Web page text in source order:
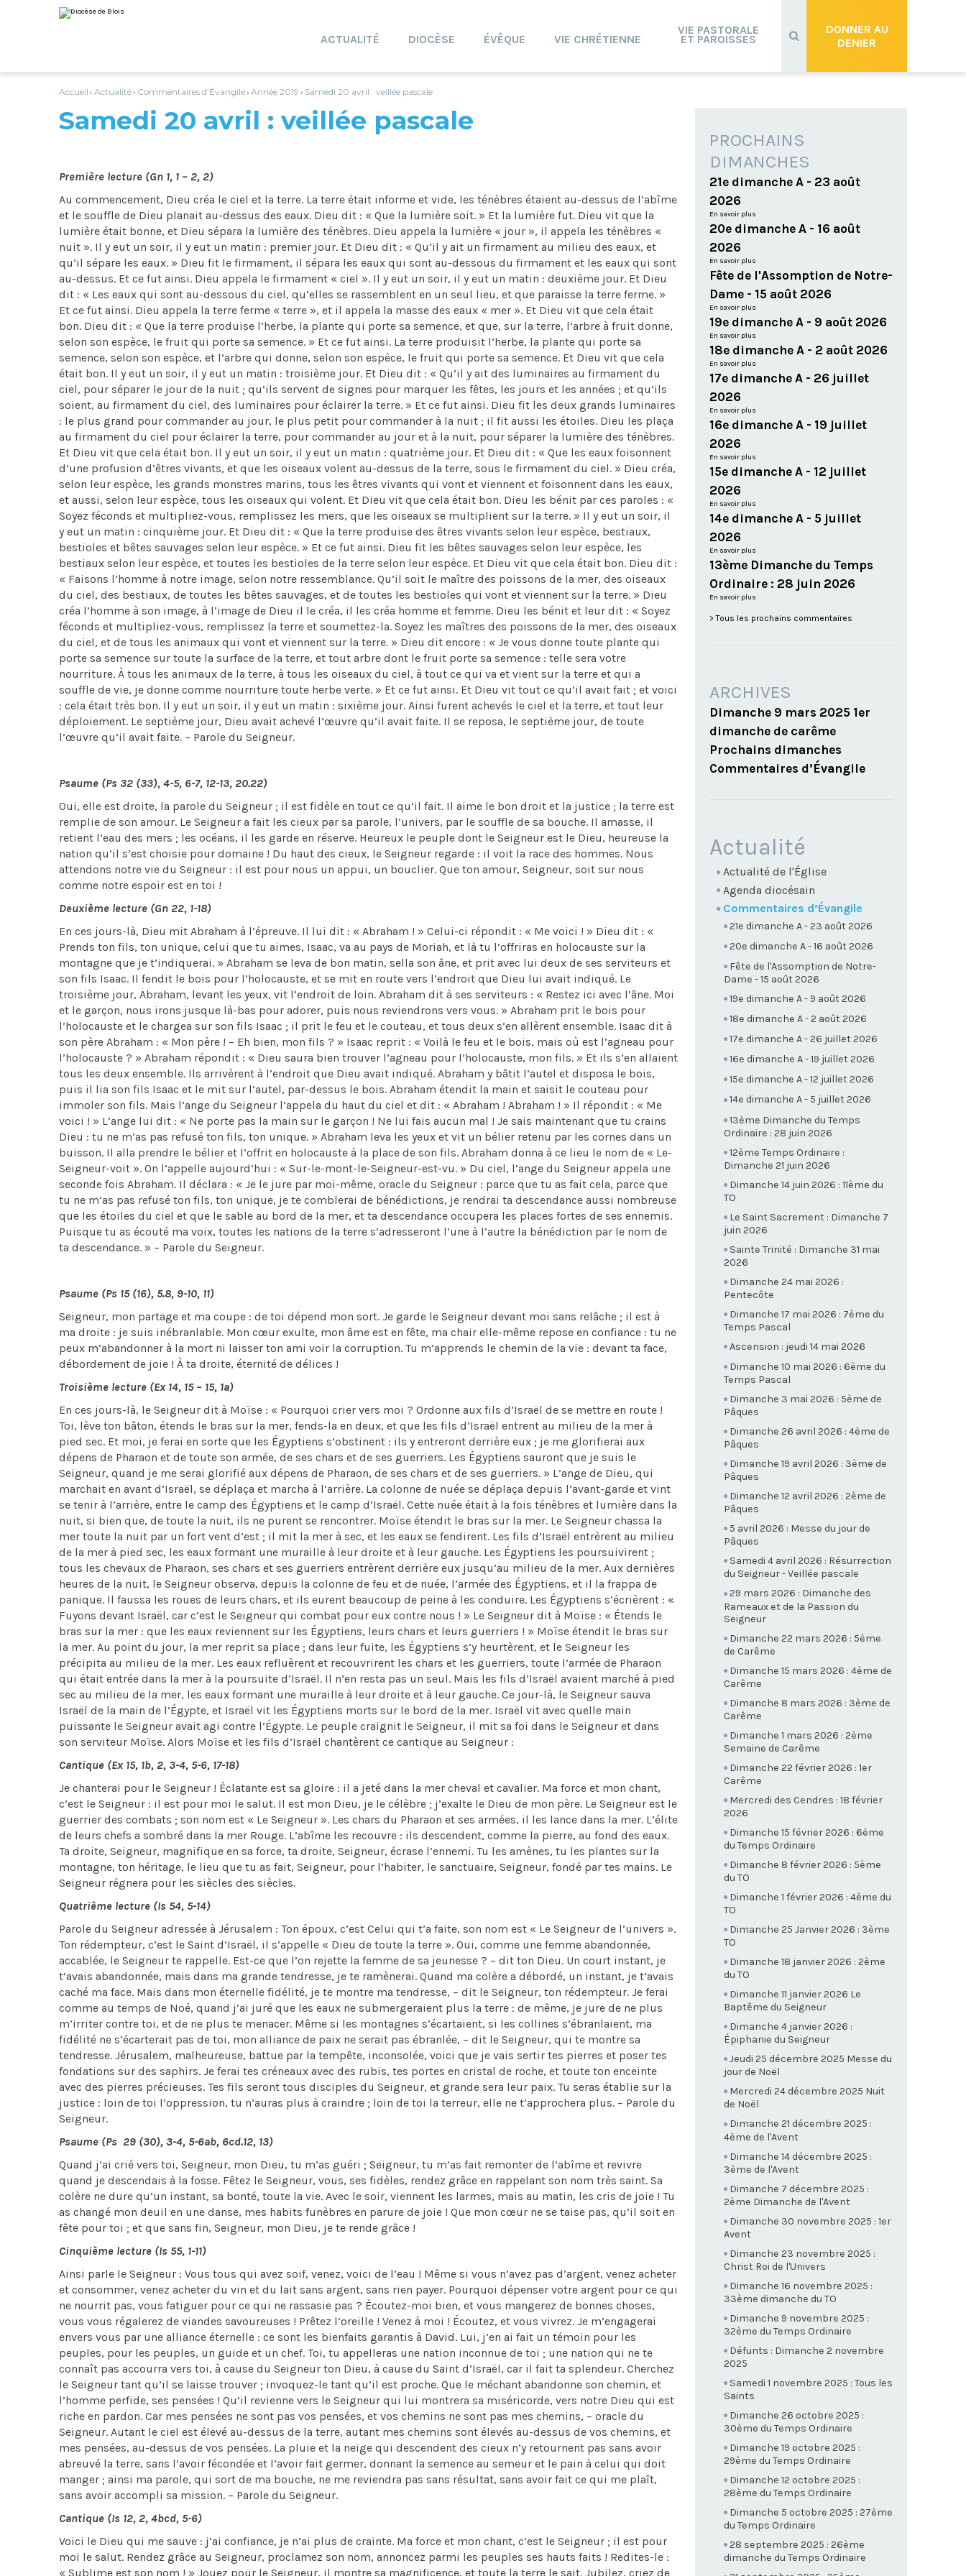
au
contenu.
personnels
DONNER AU
DENIER
ACTUALITÉ DIOCÈSE ÉVÊQUE VIE CHRÉTIENNE
VIE PASTORALE
ET PAROISSES
Accueil › Actualité› Commentaires d’Évangile› Année 2019 › Samedi 20 avril : veillée pascale
Samedi 20 avril : veillée pascale
Première lecture (Gn 1, 1 – 2, 2)
Au commencement, Dieu créa le ciel et la terre. La terre était informe et vide, les ténèbres étaient au-dessus de l’abîme
et le souffle de Dieu planait au-dessus des eaux. Dieu dit : « Que la lumière soit. » Et la lumière fut. Dieu vit que la
lumière était bonne, et Dieu sépara la lumière des ténèbres. Dieu appela la lumière « jour », il appela les ténèbres «
nuit ». Il y eut un soir, il y eut un matin : premier jour. Et Dieu dit : « Qu’il y ait un firmament au milieu des eaux, et
qu’il sépare les eaux. » Dieu fit le firmament, il sépara les eaux qui sont au-dessous du firmament et les eaux qui sont
au-dessus. Et ce fut ainsi. Dieu appela le firmament « ciel ». Il y eut un soir, il y eut un matin : deuxième jour. Et Dieu
dit : « Les eaux qui sont au-dessous du ciel, qu’elles se rassemblent en un seul lieu, et que paraisse la terre ferme. »
Et ce fut ainsi. Dieu appela la terre ferme « terre », et il appela la masse des eaux « mer ». Et Dieu vit que cela était
bon. Dieu dit : « Que la terre produise l’herbe, la plante qui porte sa semence, et que, sur la terre, l’arbre à fruit donne,
selon son espèce, le fruit qui porte sa semence. » Et ce fut ainsi. La terre produisit l’herbe, la plante qui porte sa
semence, selon son espèce, et l’arbre qui donne, selon son espèce, le fruit qui porte sa semence. Et Dieu vit que cela
était bon. Il y eut un soir, il y eut un matin : troisième jour. Et Dieu dit : « Qu’il y ait des luminaires au firmament du
ciel, pour séparer le jour de la nuit ; qu’ils servent de signes pour marquer les fêtes, les jours et les années ; et qu’ils
soient, au firmament du ciel, des luminaires pour éclairer la terre. » Et ce fut ainsi. Dieu fit les deux grands luminaires
: le plus grand pour commander au jour, le plus petit pour commander à la nuit ; il fit aussi les étoiles. Dieu les plaça
au firmament du ciel pour éclairer la terre, pour commander au jour et à la nuit, pour séparer la lumière des ténèbres.
Et Dieu vit que cela était bon. Il y eut un soir, il y eut un matin : quatrième jour. Et Dieu dit : « Que les eaux foisonnent
d’une profusion d’êtres vivants, et que les oiseaux volent au-dessus de la terre, sous le firmament du ciel. » Dieu créa,
selon leur espèce, les grands monstres marins, tous les êtres vivants qui vont et viennent et foisonnent dans les eaux,
et aussi, selon leur espèce, tous les oiseaux qui volent. Et Dieu vit que cela était bon. Dieu les bénit par ces paroles : «
Soyez féconds et multipliez-vous, remplissez les mers, que les oiseaux se multiplient sur la terre. » Il y eut un soir, il
y eut un matin : cinquième jour. Et Dieu dit : « Que la terre produise des êtres vivants selon leur espèce, bestiaux,
bestioles et bêtes sauvages selon leur espèce. » Et ce fut ainsi. Dieu fit les bêtes sauvages selon leur espèce, les
bestiaux selon leur espèce, et toutes les bestioles de la terre selon leur espèce. Et Dieu vit que cela était bon. Dieu dit :
« Faisons l’homme à notre image, selon notre ressemblance. Qu’il soit le maître des poissons de la mer, des oiseaux
du ciel, des bestiaux, de toutes les bêtes sauvages, et de toutes les bestioles qui vont et viennent sur la terre. » Dieu
créa l’homme à son image, à l’image de Dieu il le créa, il les créa homme et femme. Dieu les bénit et leur dit : « Soyez
féconds et multipliez-vous, remplissez la terre et soumettez-la. Soyez les maîtres des poissons de la mer, des oiseaux
du ciel, et de tous les animaux qui vont et viennent sur la terre. » Dieu dit encore : « Je vous donne toute plante qui
porte sa semence sur toute la surface de la terre, et tout arbre dont le fruit porte sa semence : telle sera votre
nourriture. À tous les animaux de la terre, à tous les oiseaux du ciel, à tout ce qui va et vient sur la terre et qui a
souffle de vie, je donne comme nourriture toute herbe verte. » Et ce fut ainsi. Et Dieu vit tout ce qu’il avait fait ; et voici
: cela était très bon. Il y eut un soir, il y eut un matin : sixième jour. Ainsi furent achevés le ciel et la terre, et tout leur
déploiement. Le septième jour, Dieu avait achevé l’œuvre qu’il avait faite. Il se reposa, le septième jour, de toute
l’œuvre qu’il avait faite. – Parole du Seigneur.
Psaume (Ps 32 (33), 4-5, 6-7, 12-13, 20.22)
Oui, elle est droite, la parole du Seigneur ; il est fidèle en tout ce qu’il fait. Il aime le bon droit et la justice ; la terre est
remplie de son amour. Le Seigneur a fait les cieux par sa parole, l’univers, par le souffle de sa bouche. Il amasse, il
retient l’eau des mers ; les océans, il les garde en réserve. Heureux le peuple dont le Seigneur est le Dieu, heureuse la
nation qu’il s’est choisie pour domaine ! Du haut des cieux, le Seigneur regarde : il voit la race des hommes. Nous
attendons notre vie du Seigneur : il est pour nous un appui, un bouclier. Que ton amour, Seigneur, soit sur nous
comme notre espoir est en toi !
Deuxième lecture (Gn 22, 1-18)
En ces jours-là, Dieu mit Abraham à l’épreuve. Il lui dit : « Abraham ! » Celui-ci répondit : « Me voici ! » Dieu dit : «
Prends ton fils, ton unique, celui que tu aimes, Isaac, va au pays de Moriah, et là tu l’offriras en holocauste sur la
montagne que je t’indiquerai. » Abraham se leva de bon matin, sella son âne, et prit avec lui deux de ses serviteurs et
son fils Isaac. Il fendit le bois pour l’holocauste, et se mit en route vers l’endroit que Dieu lui avait indiqué. Le
troisième jour, Abraham, levant les yeux, vit l’endroit de loin. Abraham dit à ses serviteurs : « Restez ici avec l’âne. Moi
et le garçon, nous irons jusque là-bas pour adorer, puis nous reviendrons vers vous. » Abraham prit le bois pour
l’holocauste et le chargea sur son fils Isaac ; il prit le feu et le couteau, et tous deux s’en allèrent ensemble. Isaac dit à
son père Abraham : « Mon père ! – Eh bien, mon fils ? » Isaac reprit : « Voilà le feu et le bois, mais où est l’agneau pour
l’holocauste ? » Abraham répondit : « Dieu saura bien trouver l’agneau pour l’holocauste, mon fils. » Et ils s’en allaient
tous les deux ensemble. Ils arrivèrent à l’endroit que Dieu avait indiqué. Abraham y bâtit l’autel et disposa le bois,
puis il lia son fils Isaac et le mit sur l’autel, par-dessus le bois. Abraham étendit la main et saisit le couteau pour
immoler son fils. Mais l’ange du Seigneur l’appela du haut du ciel et dit : « Abraham ! Abraham ! » Il répondit : « Me
voici ! » L’ange lui dit : « Ne porte pas la main sur le garçon ! Ne lui fais aucun mal ! Je sais maintenant que tu crains
Dieu : tu ne m’as pas refusé ton fils, ton unique. » Abraham leva les yeux et vit un bélier retenu par les cornes dans un
buisson. Il alla prendre le bélier et l’offrit en holocauste à la place de son fils. Abraham donna à ce lieu le nom de « Le-
Seigneur-voit ». On l’appelle aujourd’hui : « Sur-le-mont-le-Seigneur-est-vu. » Du ciel, l’ange du Seigneur appela une
seconde fois Abraham. Il déclara : « Je le jure par moi-même, oracle du Seigneur : parce que tu as fait cela, parce que
tu ne m’as pas refusé ton fils, ton unique, je te comblerai de bénédictions, je rendrai ta descendance aussi nombreuse
que les étoiles du ciel et que le sable au bord de la mer, et ta descendance occupera les places fortes de ses ennemis.
Puisque tu as écouté ma voix, toutes les nations de la terre s’adresseront l’une à l’autre la bénédiction par le nom de
ta descendance. » – Parole du Seigneur.
Psaume (Ps 15 (16), 5.8, 9-10, 11)
Seigneur, mon partage et ma coupe : de toi dépend mon sort. Je garde le Seigneur devant moi sans relâche ; il est à
ma droite : je suis inébranlable. Mon cœur exulte, mon âme est en fête, ma chair elle-même repose en confiance : tu ne
peux m’abandonner à la mort ni laisser ton ami voir la corruption. Tu m’apprends le chemin de la vie : devant ta face,
débordement de joie ! À ta droite, éternité de délices !
Troisième lecture (Ex 14, 15 – 15, 1a)
En ces jours-là, le Seigneur dit à Moïse : « Pourquoi crier vers moi ? Ordonne aux fils d’Israël de se mettre en route !
Toi, lève ton bâton, étends le bras sur la mer, fends-la en deux, et que les fils d’Israël entrent au milieu de la mer à
pied sec. Et moi, je ferai en sorte que les Égyptiens s’obstinent : ils y entreront derrière eux ; je me glorifierai aux
dépens de Pharaon et de toute son armée, de ses chars et de ses guerriers. Les Égyptiens sauront que je suis le
Seigneur, quand je me serai glorifié aux dépens de Pharaon, de ses chars et de ses guerriers. » L’ange de Dieu, qui
marchait en avant d’Israël, se déplaça et marcha à l’arrière. La colonne de nuée se déplaça depuis l’avant-garde et vint
se tenir à l’arrière, entre le camp des Égyptiens et le camp d’Israël. Cette nuée était à la fois ténèbres et lumière dans la
nuit, si bien que, de toute la nuit, ils ne purent se rencontrer. Moïse étendit le bras sur la mer. Le Seigneur chassa la
mer toute la nuit par un fort vent d’est ; il mit la mer à sec, et les eaux se fendirent. Les fils d’Israël entrèrent au milieu
de la mer à pied sec, les eaux formant une muraille à leur droite et à leur gauche. Les Égyptiens les poursuivirent ;
tous les chevaux de Pharaon, ses chars et ses guerriers entrèrent derrière eux jusqu’au milieu de la mer. Aux dernières
heures de la nuit, le Seigneur observa, depuis la colonne de feu et de nuée, l’armée des Égyptiens, et il la frappa de
panique. Il faussa les roues de leurs chars, et ils eurent beaucoup de peine à les conduire. Les Égyptiens s’écrièrent : «
Fuyons devant Israël, car c’est le Seigneur qui combat pour eux contre nous ! » Le Seigneur dit à Moïse : « Étends le
bras sur la mer : que les eaux reviennent sur les Égyptiens, leurs chars et leurs guerriers ! » Moïse étendit le bras sur
la mer. Au point du jour, la mer reprit sa place ; dans leur fuite, les Égyptiens s’y heurtèrent, et le Seigneur les
précipita au milieu de la mer. Les eaux refluèrent et recouvrirent les chars et les guerriers, toute l’armée de Pharaon
qui était entrée dans la mer à la poursuite d’Israël. Il n’en resta pas un seul. Mais les fils d’Israël avaient marché à pied
sec au milieu de la mer, les eaux formant une muraille à leur droite et à leur gauche. Ce jour-là, le Seigneur sauva
Israël de la main de l’Égypte, et Israël vit les Égyptiens morts sur le bord de la mer. Israël vit avec quelle main
puissante le Seigneur avait agi contre l’Égypte. Le peuple craignit le Seigneur, il mit sa foi dans le Seigneur et dans
son serviteur Moïse. Alors Moïse et les fils d’Israël chantèrent ce cantique au Seigneur :
Cantique (Ex 15, 1b, 2, 3-4, 5-6, 17-18)
Je chanterai pour le Seigneur ! Éclatante est sa gloire : il a jeté dans la mer cheval et cavalier. Ma force et mon chant,
c’est le Seigneur : il est pour moi le salut. Il est mon Dieu, je le célèbre ; j’exalte le Dieu de mon père. Le Seigneur est le
guerrier des combats ; son nom est « Le Seigneur ». Les chars du Pharaon et ses armées, il les lance dans la mer. L’élite
de leurs chefs a sombré dans la mer Rouge. L’abîme les recouvre : ils descendent, comme la pierre, au fond des eaux.
Ta droite, Seigneur, magnifique en sa force, ta droite, Seigneur, écrase l’ennemi. Tu les amènes, tu les plantes sur la
montagne, ton héritage, le lieu que tu as fait, Seigneur, pour l’habiter, le sanctuaire, Seigneur, fondé par tes mains. Le
Seigneur régnera pour les siècles des siècles.
Quatrième lecture (Is 54, 5-14)
Parole du Seigneur adressée à Jérusalem : Ton époux, c’est Celui qui t’a faite, son nom est « Le Seigneur de l’univers ».
Ton rédempteur, c’est le Saint d’Israël, il s’appelle « Dieu de toute la terre ». Oui, comme une femme abandonnée,
accablée, le Seigneur te rappelle. Est-ce que l’on rejette la femme de sa jeunesse ? – dit ton Dieu. Un court instant, je
t’avais abandonnée, mais dans ma grande tendresse, je te ramènerai. Quand ma colère a débordé, un instant, je t’avais
caché ma face. Mais dans mon éternelle fidélité, je te montre ma tendresse, – dit le Seigneur, ton rédempteur. Je ferai
comme au temps de Noé, quand j’ai juré que les eaux ne submergeraient plus la terre : de même, je jure de ne plus
m’irriter contre toi, et de ne plus te menacer. Même si les montagnes s’écartaient, si les collines s’ébranlaient, ma
fidélité ne s’écarterait pas de toi, mon alliance de paix ne serait pas ébranlée, – dit le Seigneur, qui te montre sa
tendresse. Jérusalem, malheureuse, battue par la tempête, inconsolée, voici que je vais sertir tes pierres et poser tes
fondations sur des saphirs. Je ferai tes créneaux avec des rubis, tes portes en cristal de roche, et toute ton enceinte
avec des pierres précieuses. Tes fils seront tous disciples du Seigneur, et grande sera leur paix. Tu seras établie sur la
justice : loin de toi l’oppression, tu n’auras plus à craindre ; loin de toi la terreur, elle ne t’approchera plus. – Parole du
Seigneur.
Psaume (Ps 29 (30), 3-4, 5-6ab, 6cd.12, 13)
Quand j’ai crié vers toi, Seigneur, mon Dieu, tu m’as guéri ; Seigneur, tu m’as fait remonter de l’abîme et revivre
quand je descendais à la fosse. Fêtez le Seigneur, vous, ses fidèles, rendez grâce en rappelant son nom très saint. Sa
colère ne dure qu’un instant, sa bonté, toute la vie. Avec le soir, viennent les larmes, mais au matin, les cris de joie ! Tu
as changé mon deuil en une danse, mes habits funèbres en parure de joie ! Que mon cœur ne se taise pas, qu’il soit en
fête pour toi ; et que sans fin, Seigneur, mon Dieu, je te rende grâce !
Cinquième lecture (Is 55, 1-11)
Ainsi parle le Seigneur : Vous tous qui avez soif, venez, voici de l’eau ! Même si vous n’avez pas d’argent, venez acheter
et consommer, venez acheter du vin et du lait sans argent, sans rien payer. Pourquoi dépenser votre argent pour ce qui
ne nourrit pas, vous fatiguer pour ce qui ne rassasie pas ? Écoutez-moi bien, et vous mangerez de bonnes choses,
vous vous régalerez de viandes savoureuses ! Prêtez l’oreille ! Venez à moi ! Écoutez, et vous vivrez. Je m’engagerai
envers vous par une alliance éternelle : ce sont les bienfaits garantis à David. Lui, j’en ai fait un témoin pour les
peuples, pour les peuples, un guide et un chef. Toi, tu appelleras une nation inconnue de toi ; une nation qui ne te
connaît pas accourra vers toi, à cause du Seigneur ton Dieu, à cause du Saint d’Israël, car il fait ta splendeur. Cherchez
le Seigneur tant qu’il se laisse trouver ; invoquez-le tant qu’il est proche. Que le méchant abandonne son chemin, et
l’homme perfide, ses pensées ! Qu’il revienne vers le Seigneur qui lui montrera sa miséricorde, vers notre Dieu qui est
riche en pardon. Car mes pensées ne sont pas vos pensées, et vos chemins ne sont pas mes chemins, – oracle du
Seigneur. Autant le ciel est élevé au-dessus de la terre, autant mes chemins sont élevés au-dessus de vos chemins, et
mes pensées, au-dessus de vos pensées. La pluie et la neige qui descendent des cieux n’y retournent pas sans avoir
abreuvé la terre, sans l’avoir fécondée et l’avoir fait germer, donnant la semence au semeur et le pain à celui qui doit
manger ; ainsi ma parole, qui sort de ma bouche, ne me reviendra pas sans résultat, sans avoir fait ce qui me plaît,
sans avoir accompli sa mission. – Parole du Seigneur.
Cantique (Is 12, 2, 4bcd, 5-6)
Voici le Dieu qui me sauve : j’ai confiance, je n’ai plus de crainte. Ma force et mon chant, c’est le Seigneur ; il est pour
moi le salut. Rendez grâce au Seigneur, proclamez son nom, annoncez parmi les peuples ses hauts faits ! Redites-le :
« Sublime est son nom ! » Jouez pour le Seigneur, il montre sa magnificence, et toute la terre le sait. Jubilez, criez de
PROCHAINS
DIMANCHES
21e dimanche A - 23 août
2026
En savoir plus
20e dimanche A - 16 août
2026
En savoir plus
Fête de l'Assomption de Notre-
Dame - 15 août 2026
En savoir plus
19e dimanche A - 9 août 2026
En savoir plus
18e dimanche A - 2 août 2026
En savoir plus
17e dimanche A - 26 juillet
2026
En savoir plus
16e dimanche A - 19 juillet
2026
En savoir plus
15e dimanche A - 12 juillet
2026
En savoir plus
14e dimanche A - 5 juillet
2026
En savoir plus
13ème Dimanche du Temps
Ordinaire : 28 juin 2026
En savoir plus
Tous les prochains commentaires
ARCHIVES
Dimanche 9 mars 2025 1er
dimanche de carême
Prochains dimanches
Commentaires d’Évangile
NAVIGATION
Actualité
Actualité de l'Église
Agenda diocésain
Commentaires d’Évangile
21e dimanche A - 23 août 2026
20e dimanche A - 16 août 2026
Fête de l'Assomption de Notre-
Dame - 15 août 2026
19e dimanche A - 9 août 2026
18e dimanche A - 2 août 2026
17e dimanche A - 26 juillet 2026
16e dimanche A - 19 juillet 2026
15e dimanche A - 12 juillet 2026
14e dimanche A - 5 juillet 2026
13ème Dimanche du Temps
Ordinaire : 28 juin 2026
12ème Temps Ordinaire :
Dimanche 21 juin 2026
Dimanche 14 juin 2026 : 11ème du
TO
Le Saint Sacrement : Dimanche 7
juin 2026
Sainte Trinité : Dimanche 31 mai
2026
Dimanche 24 mai 2026 :
Pentecôte
Dimanche 17 mai 2026 : 7ème du
Temps Pascal
Ascension : jeudi 14 mai 2026
Dimanche 10 mai 2026 : 6ème du
Temps Pascal
Dimanche 3 mai 2026 : 5ème de
Pâques
Dimanche 26 avril 2026 : 4ème de
Pâques
Dimanche 19 avril 2026 : 3ème de
Pâques
Dimanche 12 avril 2026 : 2ème de
Pâques
5 avril 2026 : Messe du jour de
Pâques
Samedi 4 avril 2026 : Résurrection
du Seigneur - Veillée pascale
29 mars 2026 : Dimanche des
Rameaux et de la Passion du
Seigneur
Dimanche 22 mars 2026 : 5ème
de Carême
Dimanche 15 mars 2026 : 4ème de
Carême
Dimanche 8 mars 2026 : 3ème de
Carême
Dimanche 1 mars 2026 : 2ème
Semaine de Carême
Dimanche 22 février 2026 : 1er
Carême
Mercredi des Cendres : 18 février
2026
Dimanche 15 février 2026 : 6ème
du Temps Ordinaire
Dimanche 8 février 2026 : 5ème
du TO
Dimanche 1 février 2026 : 4ème du
TO
Dimanche 25 Janvier 2026 : 3ème
TO
Dimanche 18 janvier 2026 : 2ème
du TO
Dimanche 11 janvier 2026 Le
Baptême du Seigneur
Dimanche 4 janvier 2026 :
Épiphanie du Seigneur
Jeudi 25 décembre 2025 Messe du
jour de Noël
Mercredi 24 décembre 2025 Nuit
de Noël
Dimanche 21 décembre 2025 :
4ème de l'Avent
Dimanche 14 décembre 2025 :
3ème de l'Avent
Dimanche 7 décembre 2025 :
2ème Dimanche de l'Avent
Dimanche 30 novembre 2025 : 1er
Avent
Dimanche 23 novembre 2025 :
Christ Roi de l'Univers
Dimanche 16 novembre 2025 :
33ème dimanche du TO
Dimanche 9 novembre 2025 :
32ème du Temps Ordinaire
Défunts : Dimanche 2 novembre
2025
Samedi 1 novembre 2025 : Tous les
Saints
Dimanche 26 octobre 2025 :
30ème du Temps Ordinaire
Dimanche 19 octobre 2025 :
29ème du Temps Ordinaire
Dimanche 12 octobre 2025 :
28ème du Temps Ordinaire
Dimanche 5 octobre 2025 : 27ème
du Temps Ordinaire
28 septembre 2025 : 26ème
dimanche du Temps Ordinaire